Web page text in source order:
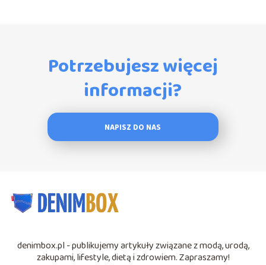
Potrzebujesz więcej
informacji?
NAPISZ DO NAS
denimbox.pl - publikujemy artykuły związane z modą, urodą,
zakupami, lifestyle, dietą i zdrowiem. Zapraszamy!